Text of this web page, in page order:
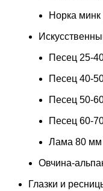
Норка минк
Песец 25-
Песец 40-
Песец 50-
Песец 60-
Лама 80 мм
Овчина-
Глазки и